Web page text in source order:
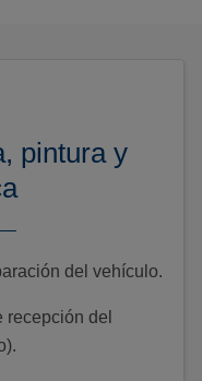
pintura y
del vehículo.
recepción del